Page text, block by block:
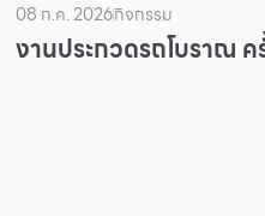
08 ก.ค. 2026กิจกรรม
งานประกวดรถโบราณ